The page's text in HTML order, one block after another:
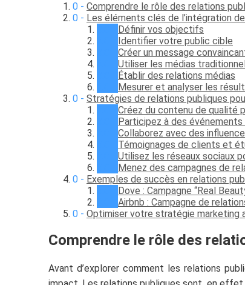
Comprendre le rôle des relations
Les éléments clés de l’intégration
Définir vos objectifs
Identifier votre public cible
Créer un message
Utiliser les médias
Établir des relations médias
Mesurer et analyser les
Stratégies de relations publiques
Créez du contenu de qualité
Participez à des
Collaborez avec des
Témoignages de clients et
Utilisez les réseaux sociaux
Menez des campagnes de
Exemples de succès en relations
Dove : Campagne “Real
Airbnb : Campagne de
Optimiser votre stratégie marketing
Comprendre le rôle des
Avant d’explorer comment les relations